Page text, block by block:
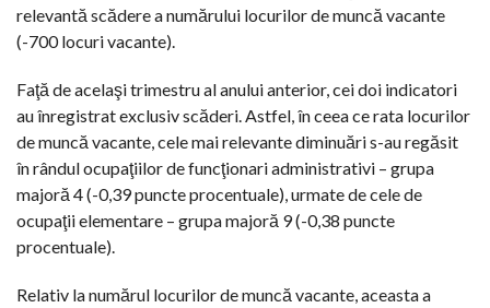
relevantă scădere a numărului locurilor de muncă vacante
(-700 locuri vacante).
Faţă de acelaşi trimestru al anului anterior, cei doi indicatori
au înregistrat exclusiv scăderi. Astfel, în ceea ce rata locurilor
de muncă vacante, cele mai relevante diminuări s-au regăsit
în rândul ocupaţiilor de funcţionari administrativi – grupa
majoră 4 (-0,39 puncte procentuale), urmate de cele de
ocupaţii elementare – grupa majoră 9 (-0,38 puncte
procentuale).
Relativ la numărul locurilor de muncă vacante, aceasta a